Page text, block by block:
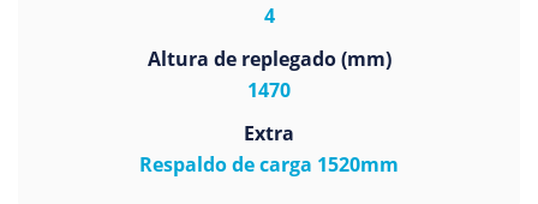
4
Altura de replegado (mm)
1470
Extra
Respaldo de carga 1520mm